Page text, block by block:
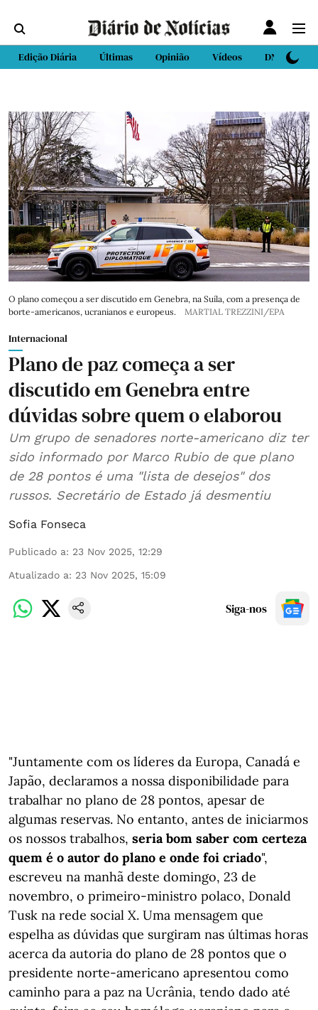
Edição Diária Últimas Opinião Vídeos DN Sport
O plano começou a ser discutido em Genebra, na Suíla, com a presença de
borte-americanos, ucranianos e europeus.
MARTIAL TREZZINI/EPA
Internacional
Plano de paz começa a ser
discutido em Genebra entre
dúvidas sobre quem o elaborou
Um grupo de senadores norte-americano diz ter
sido informado por Marco Rubio de que plano
de 28 pontos é uma "lista de desejos" dos
russos. Secretário de Estado já desmentiu
Sofia Fonseca
Publicado a: 23 Nov 2025, 12:29
Atualizado a: 23 Nov 2025, 15:09
Siga-nos
"Juntamente com os líderes da Europa, Canadá e
Japão, declaramos a nossa disponibilidade para
trabalhar no plano de 28 pontos, apesar de
algumas reservas. No entanto, antes de iniciarmos
os nossos trabalhos, seria bom saber com certeza
quem é o autor do plano e onde foi criado",
escreveu na manhã deste domingo, 23 de
novembro, o primeiro-ministro polaco, Donald
Tusk na rede social X. Uma mensagem que
espelha as dúvidas que surgiram nas últimas horas
acerca da autoria do plano de 28 pontos que o
presidente norte-americano apresentou como
caminho para a paz na Ucrânia, tendo dado até